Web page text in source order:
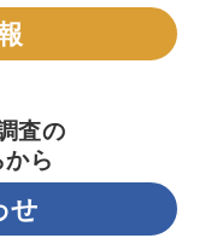
査の
ら
せ